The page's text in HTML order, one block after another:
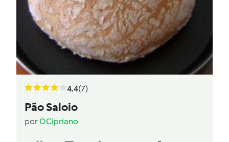
4.4(7)
Pão Saloio
porOCipriano